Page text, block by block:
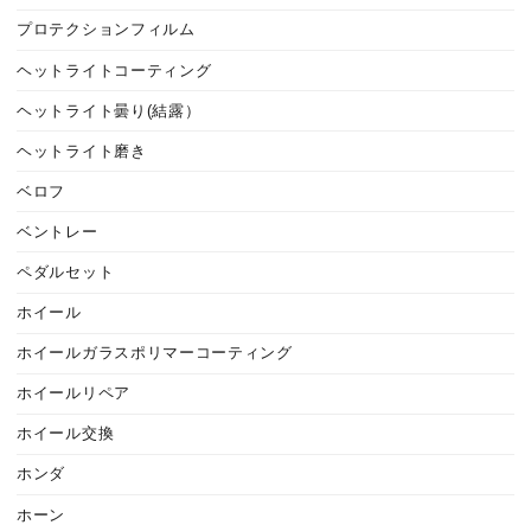
プロテクションフィルム
ヘットライトコーティング
ヘットライト曇り(結露）
ヘットライト磨き
ベロフ
ベントレー
ペダルセット
ホイール
ホイールガラスポリマーコーティング
ホイールリペア
ホイール交換
ホンダ
ホーン